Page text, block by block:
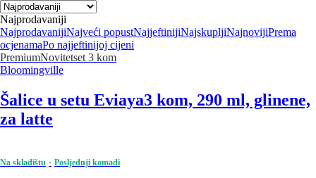
Najprodavaniji
NajprodavanijiNajveći popustNajjeftinijiNajskupljiNajnovijiPrema
ocjenamaPo najjeftinijoj cijeni
PremiumNovitetset 3 kom
Bloomingville
Šalice u setu Eviaya3 kom, 290 ml, glinene,
za latte
Na skladištu Posljednji komadi